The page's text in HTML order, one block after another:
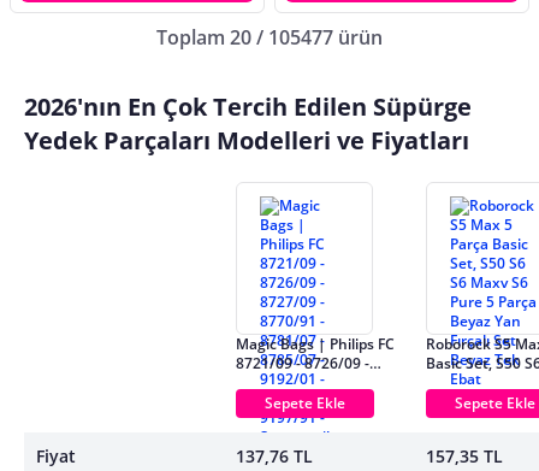
Toplam 20 / 105477 ürün
2026'nın En Çok Tercih Edilen Süpürge
Yedek Parçaları Modelleri ve Fiyatları
Fiyat
Magic Bags | Philips FC
8721/09 - 8726/09 -
8727/09 - 8770/91 -
8781/07 - 8785/07 -
9192/01 - 9194/01 -
Uyumlu Hepa Filtre
Sepete Ekle
137,76 TL
Roborock S5
Basic Set, S50
S6 Pure 5
Yan Fırçalı Set
Ebat
Sepete Ekle
157,35 TL